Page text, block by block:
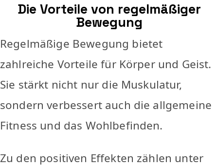
Die Vorteile von regelmäßiger
Bewegung
Regelmäßige Bewegung bietet
zahlreiche Vorteile für Körper und Geist.
Sie stärkt nicht nur die Muskulatur,
sondern verbessert auch die allgemeine
Fitness und das Wohlbefinden.
Zu den positiven Effekten zählen unter